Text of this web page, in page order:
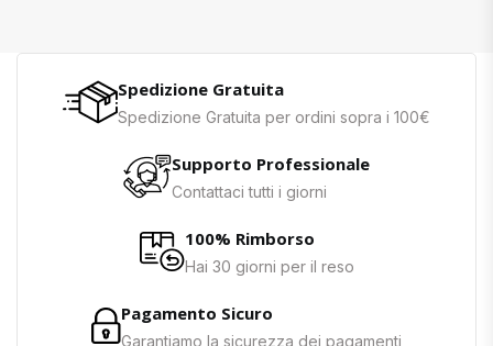
Spedizione Gratuita
Spedizione Gratuita per ordini sopra i 100€
Supporto Professionale
Contattaci tutti i giorni
100% Rimborso
Hai 30 giorni per il reso
Pagamento Sicuro
Garantiamo la sicurezza dei pagamenti